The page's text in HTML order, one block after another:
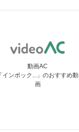
動画AC
「インボック...」のおすすめ動
画